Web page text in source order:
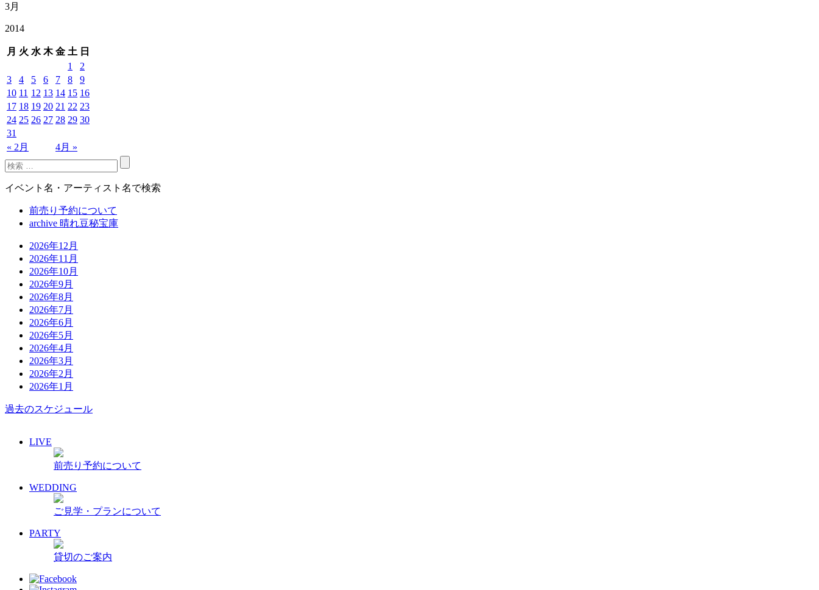
3月
2014
月 火 水 木 金 土 日
« 2月 4月 »
1
2
3
4 5 6 7 8
9
10 11 12 13 14 15 16
17 18 19 20 21 22 23
24 25 26 27 28 29 30
31
イベント名・アーティスト名で検索
前売り予約について
archive 晴れ豆秘宝庫
2026年12月
2026年11月
2026年10月
2026年9月
2026年8月
2026年7月
2026年6月
2026年5月
2026年4月
2026年3月
2026年2月
2026年1月
過去のスケジュール
LIVE
前売り予約について
WEDDING
ご見学・プランについて
PARTY
貸切のご案内